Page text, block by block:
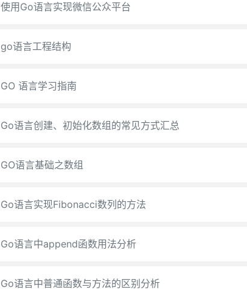
使用Go语言实现微信公众平台
go语言工程结构
GO 语言学习指南
Go语言创建、初始化数组的常见方式汇总
GO语言基础之数组
Go语言实现Fibonacci数列的方法
Go语言中append函数用法分析
Go语言中普通函数与方法的区别分析